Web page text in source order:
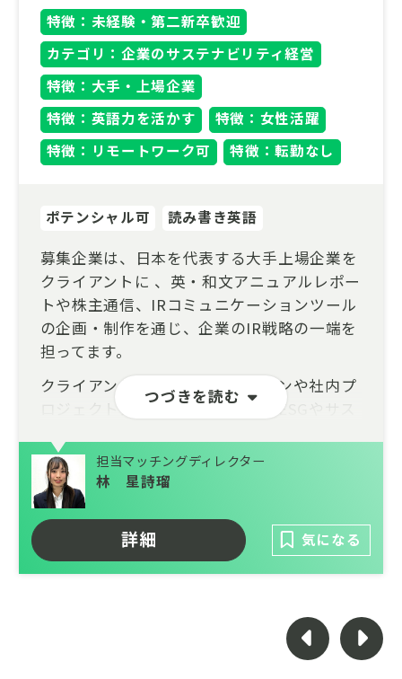
特徴：未経験・第二新卒歓迎
カテゴリ：企業のサステナビリティ経営
特徴：大手・上場企業
特徴：英語力を活かす
特徴：女性活躍
特徴：リモートワーク可
特徴：転勤なし
つづきを読む
ポテンシャル可 読み書き英語
募集企業は、日本を代表する大手上場企業を
クライアントに 、英・和文アニュアルレポー
トや株主通信、IRコミュニケーションツール
の企画・制作を通じ、企業のIR戦略の一端を
担ってます。
クライアント企業とのリレーションや社内プ
ロジェクトメンバーのサポート、ESGやサス
体とのパイプ作り、情報収集を担当します。
企業価値においてESGは不可欠な要素となり
ました。ESG投資も年々拡大し、量から質の
フェーズに移りはじめています。それに呼応
し、ESG情報開示義務化の議論も急速に進ん
るだけでは企業価値向上につなげることはで
きません。グローバルなトレンドを踏まえつ
担当マッチングディレクター
林 星詩瑠
詳細 気になる